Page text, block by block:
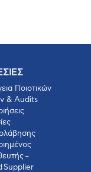
Ποιοτικών
& Audits
–
Supplier